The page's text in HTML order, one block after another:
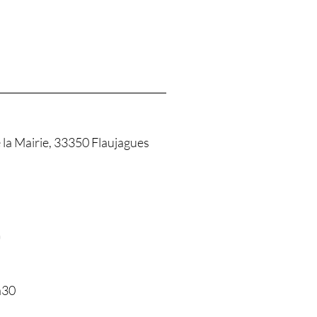
la Mairie, 33350 Flaujagues